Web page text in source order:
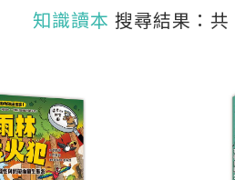
知識讀本 搜尋結果：共